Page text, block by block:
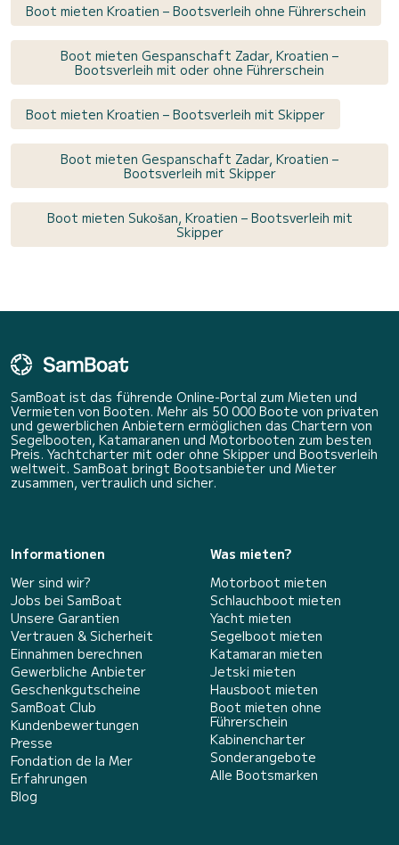
Boot mieten Kroatien – Bootsverleih ohne Führerschein
Boot mieten Gespanschaft Zadar, Kroatien –
Bootsverleih mit oder ohne Führerschein
Boot mieten Kroatien – Bootsverleih mit Skipper
Boot mieten Gespanschaft Zadar, Kroatien –
Bootsverleih mit Skipper
Boot mieten Sukošan, Kroatien – Bootsverleih mit
Skipper
SamBoat ist das führende Online-Portal zum Mieten und
Vermieten von Booten. Mehr als 50 000 Boote von privaten
und gewerblichen Anbietern ermöglichen das Chartern von
Segelbooten, Katamaranen und Motorbooten zum besten
Preis. Yachtcharter mit oder ohne Skipper und Bootsverleih
weltweit. SamBoat bringt Bootsanbieter und Mieter
zusammen, vertraulich und sicher.
Informationen
Wer sind wir?
Jobs bei SamBoat
Unsere Garantien
Vertrauen & Sicherheit
Einnahmen berechnen
Gewerbliche Anbieter
Geschenkgutscheine
SamBoat Club
Kundenbewertungen
Presse
Fondation de la Mer
Erfahrungen
Blog
Was mieten?
Motorboot mieten
Schlauchboot mieten
Yacht mieten
Segelboot mieten
Katamaran mieten
Jetski mieten
Hausboot mieten
Boot mieten ohne
Führerschein
Kabinencharter
Sonderangebote
Alle Bootsmarken